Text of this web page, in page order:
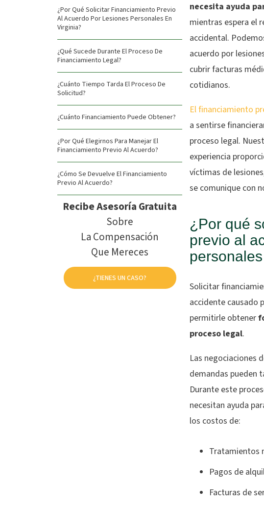
¿Por Qué Solicitar Financiamiento Previo
Al Acuerdo Por Lesiones Personales En
Virginia?
¿Qué Sucede Durante El Proceso De
Financiamiento Legal?
¿Cuánto Tiempo Tarda El Proceso De
Solicitud?
¿Cuánto Financiamiento Puede Obtener?
¿Por Qué Elegirnos Para Manejar El
Financiamiento Previo Al Acuerdo?
¿Cómo Se Devuelve El Financiamiento
Previo Al Acuerdo?
Recibe Asesoría Gratuita
Sobre
La Compensación
Que Mereces
¿TIENES UN CASO?
necesita ayuda
mientras espera el
accidental.
acuerdo por
cubrir facturas
cotidianos.
El financiamiento
a sentirse
proceso legal.
experiencia
víctimas de
se comunique con
¿Por qué
previo al
Solicitar
accidente causado
permitirle obtener
proceso legal.
Las negociaciones
demandas pueden
Durante este
necesitan ayuda
los costos de:
Tratamientos
Pagos de
Facturas de